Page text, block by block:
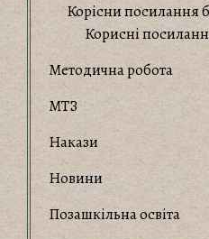
Корiсни посилання
Корисні
Методична робота
МТЗ
Накази
Новини
Позашкільна освіта